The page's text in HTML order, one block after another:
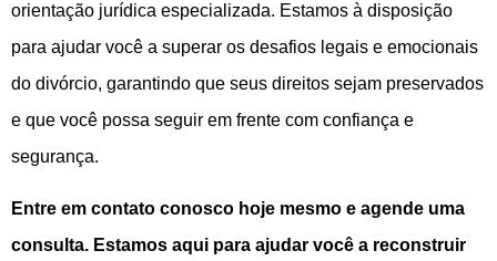
orientação jurídica especializada. Estamos à disposição
para ajudar você a superar os desafios legais e emocionais
do divórcio, garantindo que seus direitos sejam preservados
e que você possa seguir em frente com confiança e
segurança.
Entre em contato conosco hoje mesmo e agende uma
consulta. Estamos aqui para ajudar você a reconstruir